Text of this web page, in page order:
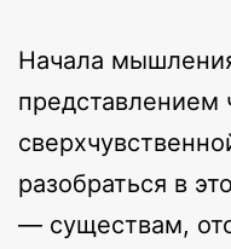
Начала
представлением
разобраться в
— существам,